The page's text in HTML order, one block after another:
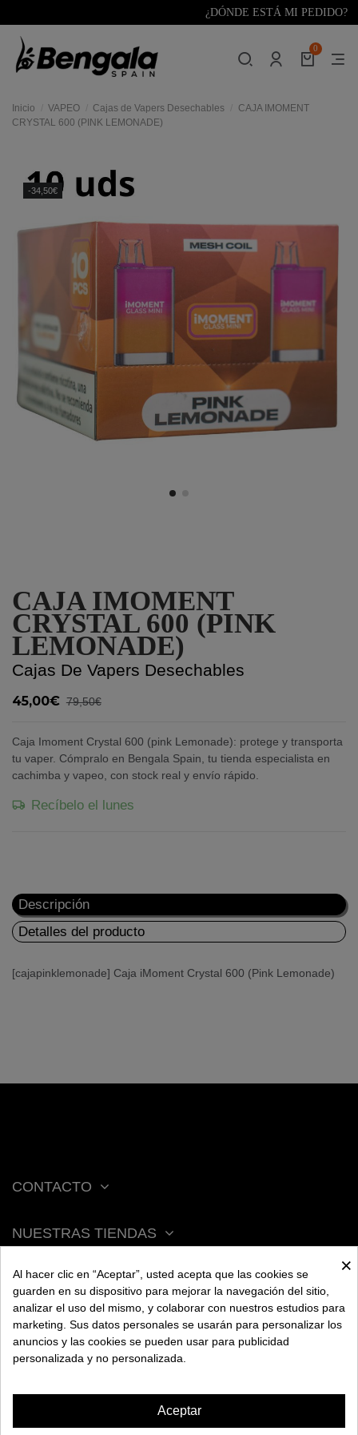
¿DÓNDE ESTÁ MI PEDIDO?
0
Inicio VAPEO Cajas de Vapers Desechables
CAJA IMOMENT
CRYSTAL 600 (PINK LEMONADE)
-34,50€
CAJA IMOMENT
CRYSTAL 600 (PINK
LEMONADE)
Cajas De Vapers Desechables
45,00€ 79,50€
Caja Imoment Crystal 600 (pink Lemonade): protege y transporta
tu vaper. Cómpralo en Bengala Spain, tu tienda especialista en
cachimba y vapeo, con stock real y envío rápido.
Recíbelo el lunes
Descripción
Detalles del producto
[cajapinklemonade] Caja iMoment Crystal 600 (Pink Lemonade)
CONTACTO
NUESTRAS TIENDAS
ACERCA DE BENGALA
AYUDA
×
Al hacer clic en “Aceptar”, usted acepta que las cookies se
guarden en su dispositivo para mejorar la navegación del sitio,
analizar el uso del mismo, y colaborar con nuestros estudios para
marketing. Sus datos personales se usarán para personalizar los
anuncios y las cookies se pueden usar para publicidad
personalizada y no personalizada.
Aceptar